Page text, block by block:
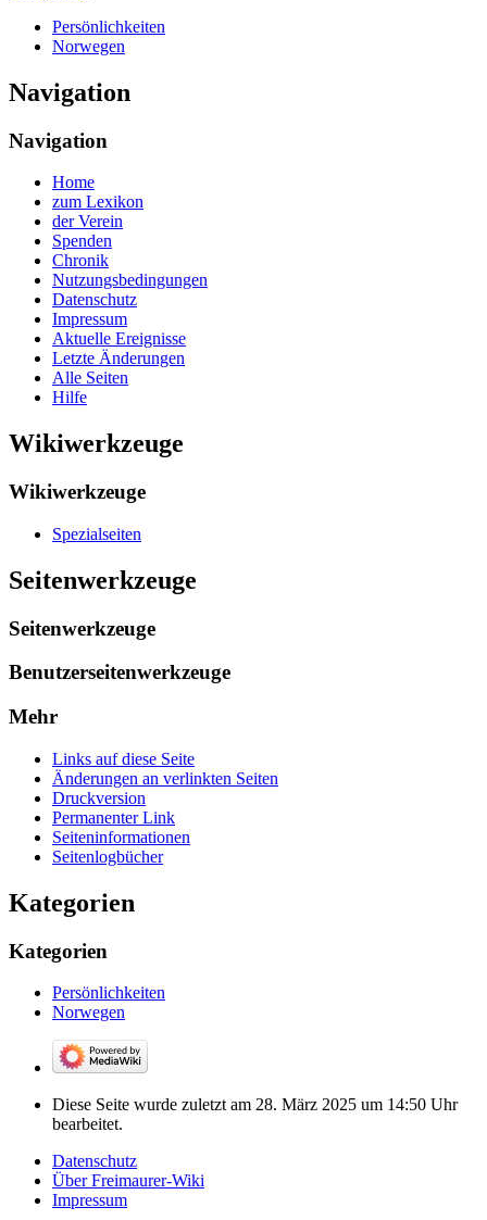
Persönlichkeiten
Norwegen
Navigation
Navigation
Home
zum Lexikon
der Verein
Spenden
Chronik
Nutzungsbedingungen
Datenschutz
Impressum
Aktuelle Ereignisse
Letzte Änderungen
Alle Seiten
Hilfe
Wikiwerkzeuge
Wikiwerkzeuge
Spezialseiten
Seitenwerkzeuge
Seitenwerkzeuge
Benutzerseitenwerkzeuge
Mehr
Links auf diese Seite
Änderungen an verlinkten Seiten
Druckversion
Permanenter Link
Seiten­­informationen
Seitenlogbücher
Kategorien
Kategorien
Persönlichkeiten
Norwegen
Diese Seite wurde zuletzt am 28. März 2025 um 14:50 Uhr
bearbeitet.
Datenschutz
Über Freimaurer-Wiki
Impressum